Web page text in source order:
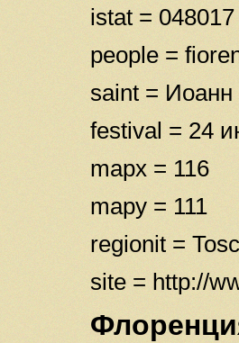
istat = 048017
people =
saint = Иоанн
festival = 24
mapx = 116
mapy = 111
regionit =
site = http://